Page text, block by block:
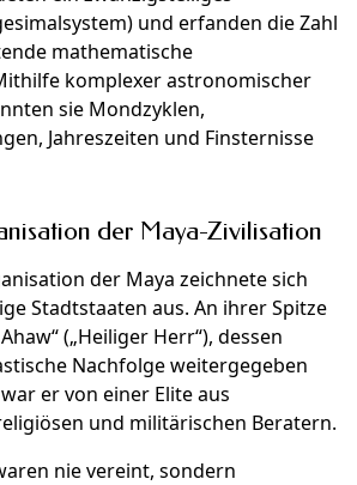
und erfanden die Zahl
mathematische
komplexer astronomischer
sie Mondzyklen,
Jahreszeiten und Finsternisse
der Maya-Zivilisation
der Maya zeichnete sich
Stadtstaaten aus. An ihrer Spitze
(„Heiliger Herr“), dessen
Nachfolge weitergegeben
er von einer Elite aus
und militärischen Beratern.
nie vereint, sondern